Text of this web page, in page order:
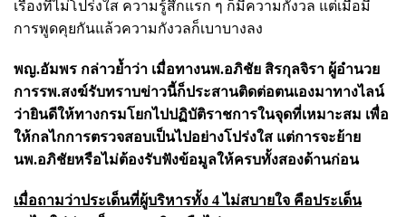
เรื่องที่ไม่โปร่งใส ความรู้สึกแรก ๆ ก็มีความกังวล แต่เมื่อมี
การพูดคุยกันแล้วความกังวลก็เบาบางลง
พญ.อัมพร กล่าวย้ำว่า เมื่อทางนพ.อภิชัย สิรกุลจิรา ผู้อำนวย
การรพ.สงฆ์รับทราบข่าวนี้ก็ประสานติดต่อตนเองมาทางไลน์
ว่ายินดีให้ทางกรมโยกไปปฏิบัติราชการในจุดที่เหมาะสม เพื่อ
ให้กลไกการตรวจสอบเป็นไปอย่างโปร่งใส แต่การจะย้าย
นพ.อภิชัยหรือไม่ต้องรับฟังข้อมูลให้ครบทั้งสองด้านก่อน
เมื่อถามว่าประเด็นที่ผู้บริหารทั้ง 4 ไม่สบายใจ คือประเด็น